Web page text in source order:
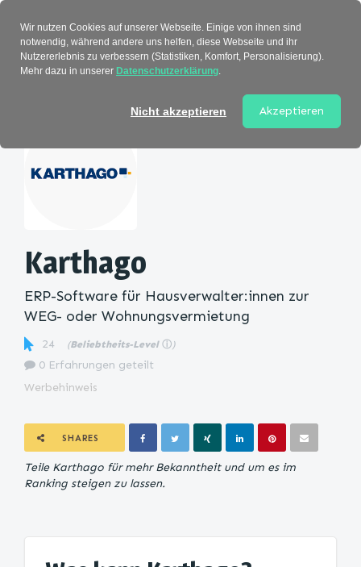
Karthago
ERP-Software für Hausverwalter:innen zur
WEG- oder Wohnungsvermietung
24 (Beliebtheits-Level ⓘ )
0 Erfahrungen geteilt
Werbehinweis
SHARES
Teile Karthago für mehr Bekanntheit und um es im
Ranking steigen zu lassen.
Wir nutzen Cookies auf unserer Webseite. Einige von ihnen sind
notwendig, während andere uns helfen, diese Webseite und ihr
Nutzererlebnis zu verbessern (Statistiken, Komfort, Personalisierung).
Mehr dazu in unserer Datenschutzerklärung.
Nicht akzeptieren Akzeptieren